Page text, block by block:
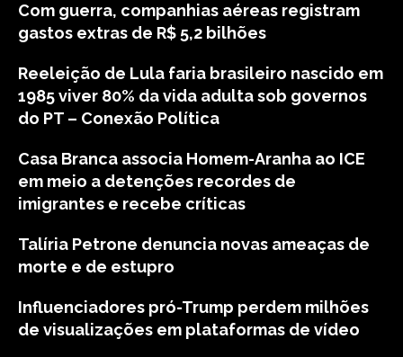
Com guerra, companhias aéreas registram
gastos extras de R$ 5,2 bilhões
Reeleição de Lula faria brasileiro nascido em
1985 viver 80% da vida adulta sob governos
do PT – Conexão Política
Casa Branca associa Homem-Aranha ao ICE
em meio a detenções recordes de
imigrantes e recebe críticas
Talíria Petrone denuncia novas ameaças de
morte e de estupro
Influenciadores pró-Trump perdem milhões
de visualizações em plataformas de vídeo